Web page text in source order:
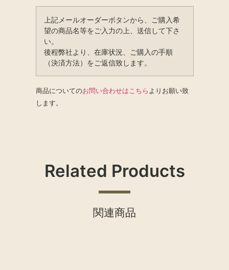
上記メールオーダーボタンから、ご購入希
望の商品名等をご入力の上、送信して下さ
い。
後程弊社より、在庫状況、ご購入の手順
（決済方法）をご返信致します。
商品についてのお問い合わせはこちらよりお願い致
します。
Related Products
関連商品